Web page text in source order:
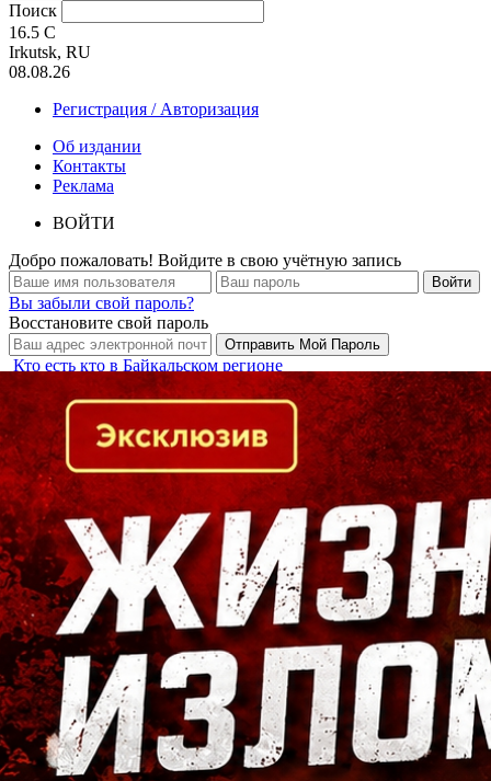
Поиск
16.5 C
Irkutsk, RU
08.08.26
Регистрация / Авторизация
Об издании
Контакты
Реклама
ВОЙТИ
Добро пожаловать! Войдите в свою учётную запись
Вы забыли свой пароль?
Восстановите свой пароль
Кто есть кто в Байкальском регионе